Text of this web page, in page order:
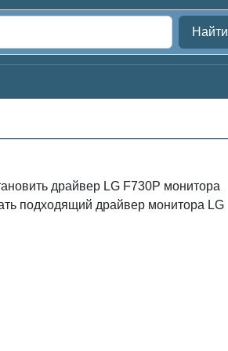
Найти
драйвер LG F730P монитора
подходящий драйвер монитора LG